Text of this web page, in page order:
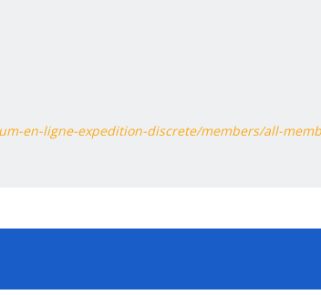
en-ligne-expedition-discrete/members/all-